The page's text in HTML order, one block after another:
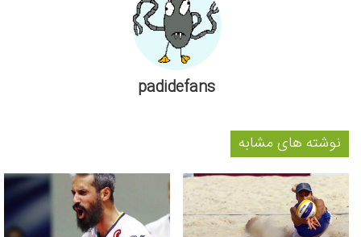
padidefans
نوشته های مشابه